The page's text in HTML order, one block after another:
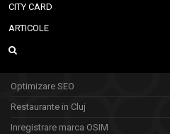
CITY CARD
ARTICOLE
Optimizare SEO
Restaurante in Cluj
Inregistrare marca OSIM